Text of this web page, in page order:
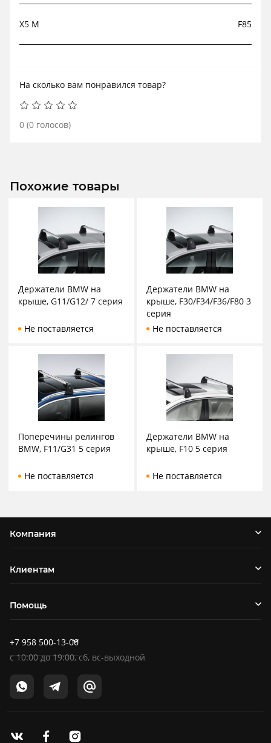
X5 M F85
На сколько вам понравился товар?
0 (0 голосов)
Похожие товары
Держатели BMW на
крыше, G11/G12/ 7 серия
Не поставляется
Держатели BMW на
крыше, F30/F34/F36/F80 3
серия
Не поставляется
Поперечины релингов
BMW, F11/G31 5 серия
Не поставляется
Держатели BMW на
крыше, F10 5 серия
Не поставляется
Компания
Клиентам
Помощь
+7 958 500-13-00
c10:00до19:00, сб, вс-выходной